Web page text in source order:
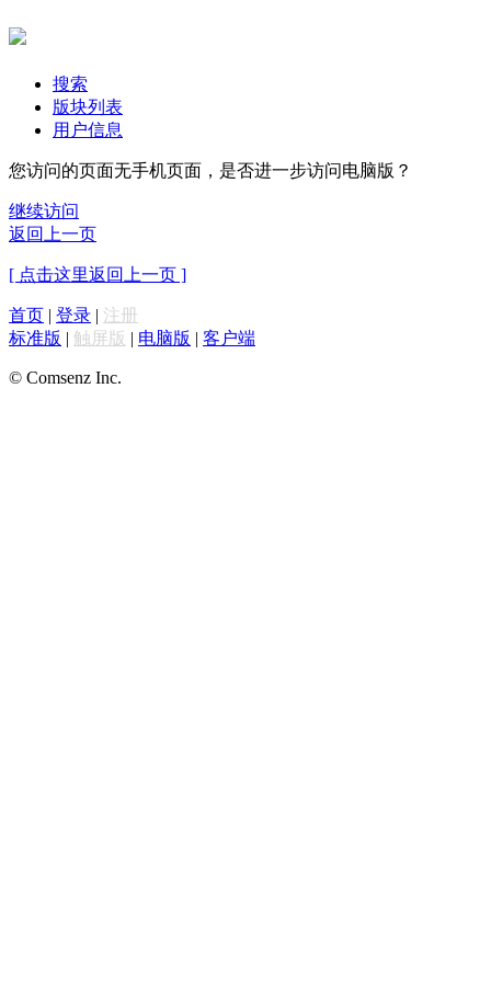
搜索
版块列表
用户信息
您访问的页面无手机页面，是否进一步访问电脑版？
继续访问
返回上一页
[ 点击这里返回上一页 ]
首页 | 登录 | 注册
标准版 | 触屏版 | 电脑版 | 客户端
© Comsenz Inc.